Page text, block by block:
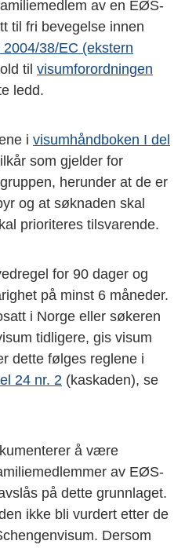
av en EØS-
til fri bevegelse innen
2004/38/EC (ekstern
til visumforordningen
ledd.
i visumhåndboken I del
som gjelder for
herunder at de er
og at søknaden skal
prioriteres tilsvarende.
for 90 dager og
på minst 6 måneder.
i Norge eller søkeren
tidligere, gis visum
dette følges reglene i
24 nr. 2 (kaskaden), se
å være
av EØS-
på dette grunnlaget.
ikke bli vurdert etter de
Dersom